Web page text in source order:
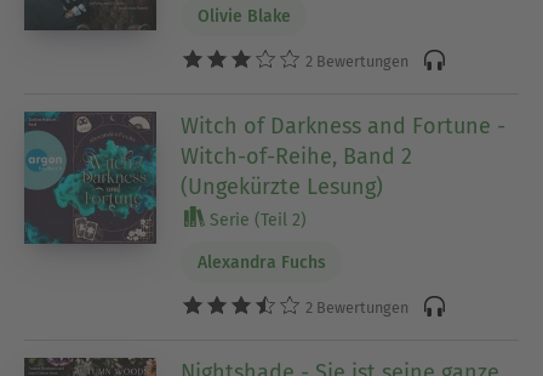
Olivie Blake
2 Bewertungen
Witch of Darkness and Fortune -
Witch-of-Reihe, Band 2
(Ungekürzte Lesung)
Serie (Teil 2)
Alexandra Fuchs
2 Bewertungen